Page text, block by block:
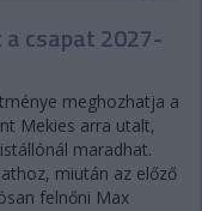
csapat 2027-
meghozhatja a
Mekies arra utalt,
maradhat.
miután az előző
felnőni Max